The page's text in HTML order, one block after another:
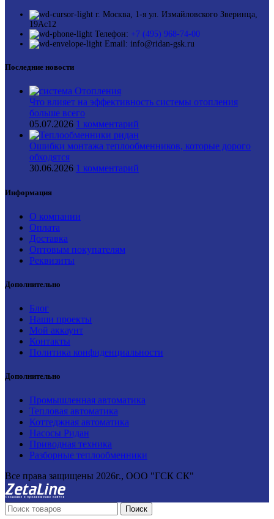
г. Москва, 1-я ул. Измайловского Зверинца,
19Ас12
Телефон: +7 (495) 968-74-00
Email: info@ridan-gsk.ru
Последние новости
Что влияет на эффективность системы отопления
больше всего
05.07.2026 1 комментарий
Ошибки монтажа теплообменников, которые дорого
обходятся
30.06.2026 1 комментарий
Информация
О компании
Оплата
Доставка
Оптовым покупателям
Реквизиты
Дополнительно
Блог
Наши проекты
Мой аккаунт
Контакты
Политика конфиденциальности
Дополнительно
Промышленная автоматика
Тепловая автоматика
Коттеджная автоматика
Насосы Ридан
Приводная техника
Разборные теплообменники
Все права защищены 2026г., ООО "ГСК СК"
Поиск